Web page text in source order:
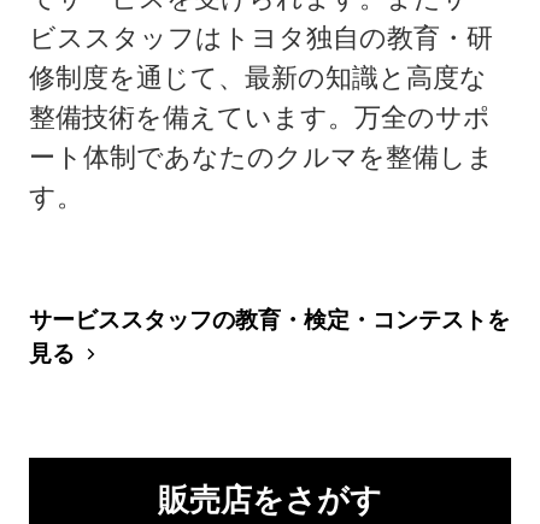
ビススタッフはトヨタ独自の教育・研
修制度を通じて、最新の知識と高度な
整備技術を備えています。万全のサポ
ート体制であなたのクルマを整備しま
す。
サービススタッフの教育・検定・コンテストを
見る
販売店をさがす